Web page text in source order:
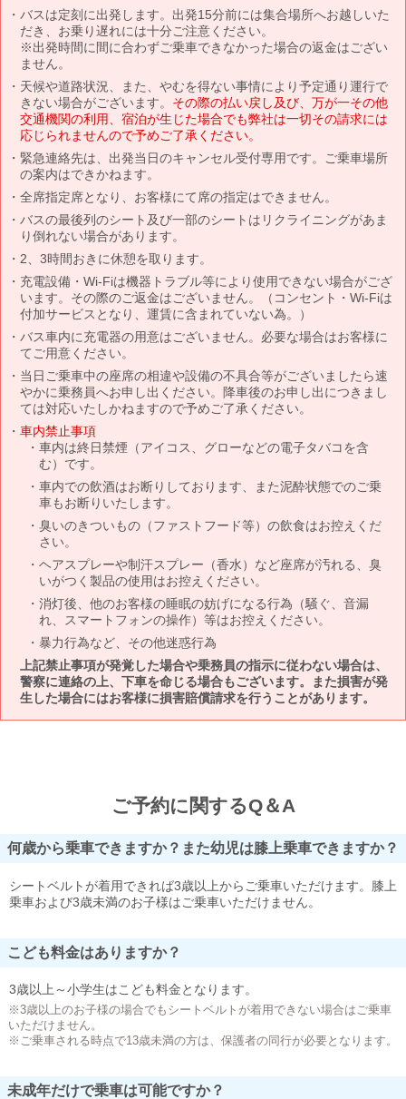
バスは定刻に出発します。出発15分前には集合場所へお越しいた
だき、お乗り遅れには十分ご注意ください。
※出発時間に間に合わずご乗車できなかった場合の返金はござい
ません。
天候や道路状況、また、やむを得ない事情により予定通り運行で
きない場合がございます。 その際の払い戻し及び、万が一その他
交通機関の利用、宿泊が生じた場合でも弊社は一切その請求には
応じられませんので予めご了承ください。
緊急連絡先は、出発当日のキャンセル受付専用です。ご乗車場所
の案内はできかねます。
全席指定席となり、お客様にて席の指定はできません。
バスの最後列のシート及び一部のシートはリクライニングがあま
り倒れない場合があります。
2、3時間おきに休憩を取ります。
充電設備・Wi-Fiは機器トラブル等により使用できない場合がござ
います。その際のご返金はございません。（コンセント・Wi-Fiは
付加サービスとなり、運賃に含まれていない為。）
バス車内に充電器の用意はございません。必要な場合はお客様に
てご用意ください。
当日ご乗車中の座席の相違や設備の不具合等がございましたら速
やかに乗務員へお申し出ください。降車後のお申し出につきまし
ては対応いたしかねますので予めご了承ください。
車内禁止事項
車内は終日禁煙（アイコス、グローなどの電子タバコを含
む）です。
車内での飲酒はお断りしております、また泥酔状態でのご乗
車もお断りいたします。
臭いのきついもの（ファストフード等）の飲食はお控えくだ
さい。
ヘアスプレーや制汗スプレー（香水）など座席が汚れる、臭
いがつく製品の使用はお控えください。
消灯後、他のお客様の睡眠の妨げになる行為（騒ぐ、音漏
れ、スマートフォンの操作）等はお控えください。
暴力行為など、その他迷惑行為
上記禁止事項が発覚した場合や乗務員の指示に従わない場合は、
警察に連絡の上、下車を命じる場合もございます。また損害が発
生した場合にはお客様に損害賠償請求を行うことがあります。
ご予約に関するQ＆A
何歳から乗車できますか？また幼児は膝上乗車できますか？
シートベルトが着用できれば3歳以上からご乗車いただけます。膝上
乗車および3歳未満のお子様はご乗車いただけません。
こども料金はありますか？
3歳以上～小学生はこども料金となります。
※3歳以上のお子様の場合でもシートベルトが着用できない場合はご乗車
いただけません。
※ご乗車される時点で13歳未満の方は、保護者の同行が必要となります。
未成年だけで乗車は可能ですか？